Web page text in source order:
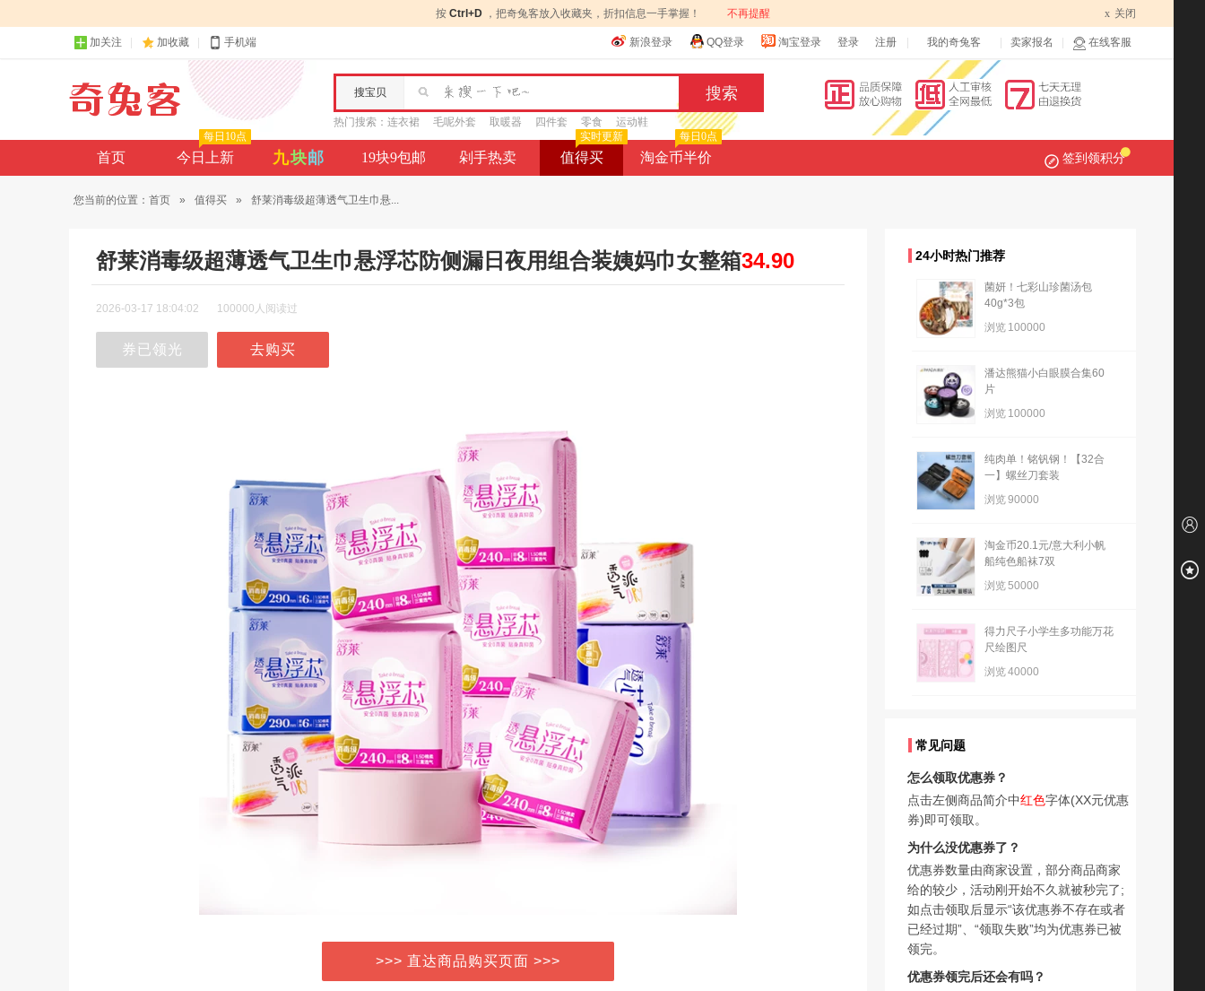
按 Ctrl+D ，把奇兔客放入收藏夹，折扣信息一手掌握！ 不再提醒 x 关闭
加关注 加收藏 手机端 新浪登录 QQ登录 淘宝登录 登录 注册 我的奇兔客 卖家报名 在线客服
搜宝贝
热门搜索： 连衣裙 毛呢外套 取暖器 四件套 零食 运动鞋
首页 今日上新
每日10点
九块邮 19块9包邮 剁手热卖 值得买
实时更新
淘金币半价
每日0点
签到领积分
您当前的位置： 首页 » 值得买 » 舒莱消毒级超薄透气卫生巾悬...
舒莱消毒级超薄透气卫生巾悬浮芯防侧漏日夜用组合装姨妈巾女整箱34.90
2026-03-17 18:04:02 100000人阅读过
券已领光 去购买
>>> 直达商品购买页面 >>>
24小时热门推荐
菌妍！七彩山珍菌汤包
40g*3包
浏览 100000
潘达熊猫小白眼膜合集60
片
浏览 100000
纯肉单！铭钒钢！【32合
一】螺丝刀套装
浏览90000
淘金币20.1元/意大利小帆
船纯色船袜7双
浏览50000
得力尺子小学生多功能万花
尺绘图尺
浏览40000
常见问题
怎么领取优惠券？
点击左侧商品简介中红色字体(XX元优惠
券)即可领取。
为什么没优惠券了？
优惠券数量由商家设置，部分商品商家
给的较少，活动刚开始不久就被秒完了;
如点击领取后显示“该优惠券不存在或者
已经过期”、“领取失败”均为优惠券已被
领完。
优惠券领完后还会有吗？